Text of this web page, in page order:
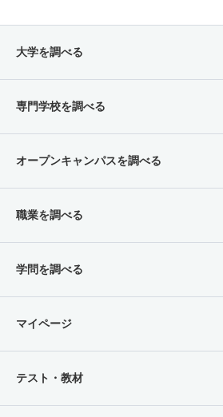
大学を調べる
専門学校を調べる
オープンキャンパスを調べる
職業を調べる
学問を調べる
マイページ
テスト・教材